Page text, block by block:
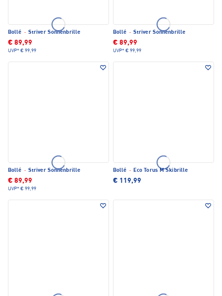
Bollé · Striver Sonnenbrille
€ 89,99
UVP* € 99,99
Bollé · Striver Sonnenbrille
€ 89,99
UVP* € 99,99
Bollé · Striver Sonnenbrille
€ 89,99
UVP* € 99,99
Bollé · Eco Torus M Skibrille
€ 119,99